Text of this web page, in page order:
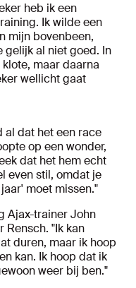
heb ik een
Ik wilde een
mijn bovenbeen,
gelijk al niet goed. In
maar daarna
wellicht gaat
al dat het een race
op een wonder,
dat het hem echt
even stil, omdat je
moet missen."
Ajax-trainer John
Rensch. "Ik kan
duren, maar ik hoop
kan. Ik hoop dat ik
weer bij ben."